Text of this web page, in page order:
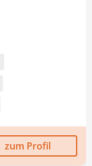
zum Profil